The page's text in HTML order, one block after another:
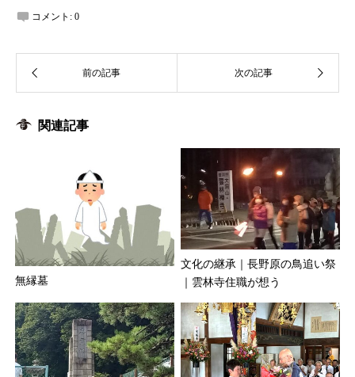
コメント: 0
関連記事
無縁墓
文化の継承｜長野原の鳥追い祭
｜雲林寺住職が想う